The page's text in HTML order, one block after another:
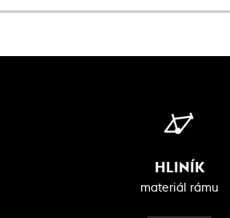
HLINÍK
materiál rámu